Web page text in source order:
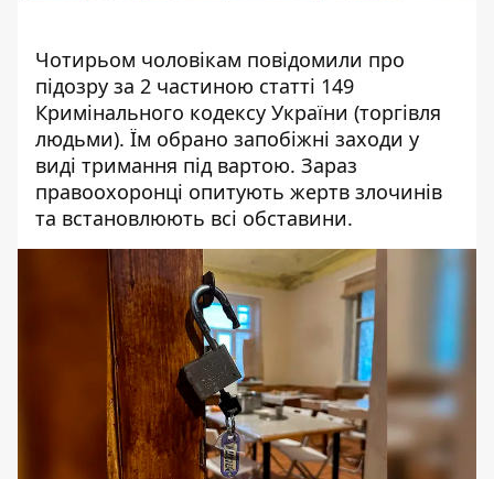
Чотирьом чоловікам повідомили про
підозру за 2 частиною статті 149
Кримінального кодексу України (торгівля
людьми). Їм обрано запобіжні заходи у
виді тримання під вартою. Зараз
правоохоронці опитують жертв злочинів
та встановлюють всі обставини.